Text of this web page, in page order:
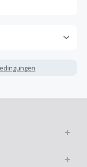
die nicht
TopCashback
wenn dies
ist.
oder Widerruf